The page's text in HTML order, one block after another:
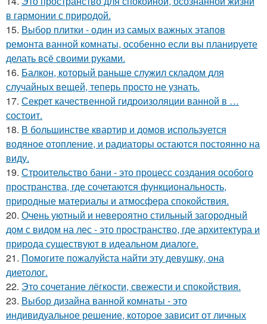
в гармонии с природой.
15. Выбор плитки - один из самых важных этапов
ремонта ванной комнаты, особенно если вы планируете
делать всё своими руками.
16. Балкон, который раньше служил складом для
случайных вещей, теперь просто не узнать.
17. Секрет качественной гидроизоляции ванной в …
состоит.
18. В большинстве квартир и домов используется
водяное отопление, и радиаторы остаются постоянно на
виду.
19. Строительство бани - это процесс создания особого
пространства, где сочетаются функциональность,
природные материалы и атмосфера спокойствия.
20. Очень уютный и невероятно стильный загородный
дом с видом на лес - это пространство, где архитектура и
природа существуют в идеальном диалоге.
21. Помогите пожалуйста найти эту девушку, она
диетолог.
22. Это сочетание лёгкости, свежести и спокойствия.
23. Выбор дизайна ванной комнаты - это
индивидуальное решение, которое зависит от личных